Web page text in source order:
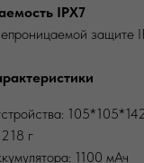
IPX7
защите
г
1100 мАч